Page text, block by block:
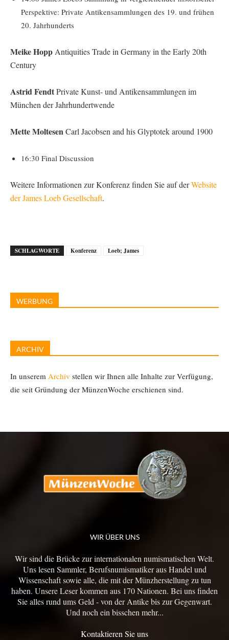
Perspektive: Private Antikensammlungen des 19. und frühen
20. Jahrhunderts
Meike Hopp Antiquities Trade in Germany in the Early 20th
Century
Astrid FendtPrivate Kunst- und Antikensammlungen im
München der Jahrhundertwende
Mette MoltesenCarl Jacobsen and his Glyptotek around 1900
16:30 Final Discussion
Weitere Informationen zur Konferenz finden Sie auf derWebsite
der James Loeb Gesellschaft.
SCHLAGWORTE Konferenz Loeb; James
WERBUNG
ARCHIV
In unserem Archiv stellen wir Ihnen alle Inhalte zur Verfügung,
die seit Gründung der MünzenWoche erschienen sind.
WIR ÜBER UNS
Wir sind die Brücke zur internationalen numismatischen Welt.
Uns lesen Sammler, Berufsnumismatiker aus Handel und
Wissenschaft sowie alle, die mit der Münzherstellung zu tun
haben. Unsere Leser kommen aus 170 Nationen. Bei uns finden
Sie alles rund ums Geld - von der Antike bis zur Gegenwart.
Und noch ein bisschen mehr...
Kontaktieren Sie uns